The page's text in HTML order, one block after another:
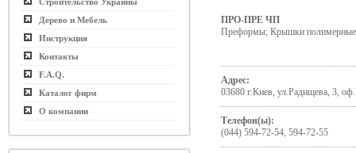
Дерево и Мебель
Инструкция
Контакты
F.A.Q.
Каталог фирм
О компании
ПРО-ПРЕ ЧП
Преформы; Крышки
Адрес:
03680 г.Киев, ул.Радищева, 3,
Телефон(ы):
(044) 594-72-54, 594-72-55